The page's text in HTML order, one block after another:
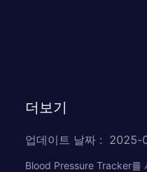
더보기
업데이트 날짜 : 2025-
Blood Pressure Tracker를